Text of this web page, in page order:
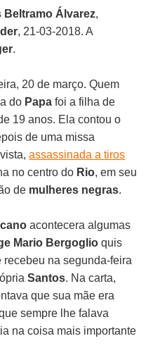
Beltramo Álvarez,
, 21-03-2018. A
.
20 de março. Quem
do Papa foi a filha de
19 anos. Ela contou o
de uma missa
assassinada a tiros
no centro do Rio, em seu
de mulheres negras.
acontecera algumas
Mario Bergoglio quis
recebeu na segunda-feira
Santos. Na carta,
que sua mãe era
sempre lhe falava
na coisa mais importante